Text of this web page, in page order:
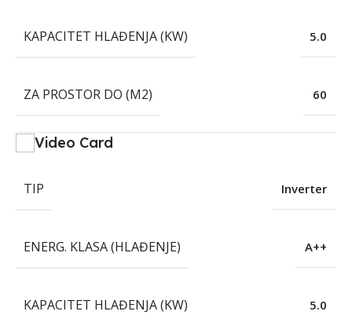
KAPACITET HLAĐENJA (KW) 5.0
ZA PROSTOR DO (M2) 60
Video Card
TIP Inverter
ENERG. KLASA (HLAĐENJE) A++
KAPACITET HLAĐENJA (KW) 5.0